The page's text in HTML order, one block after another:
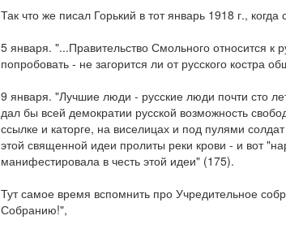
Так что же писал Горький в тот январь 1918 г.,
5 января. "...Правительство Смольного относится к
попробовать - не загорится ли от русского костра
9 января. "Лучшие люди - русские люди почти сто
дал бы всей демократии русской возможность
ссылке и каторге, на виселицах и под пулями
этой священной идеи пролиты реки крови - и вот
манифестировала в честь этой идеи" (175).
Тут самое время вспомнить про Учредительное
Собранию!",